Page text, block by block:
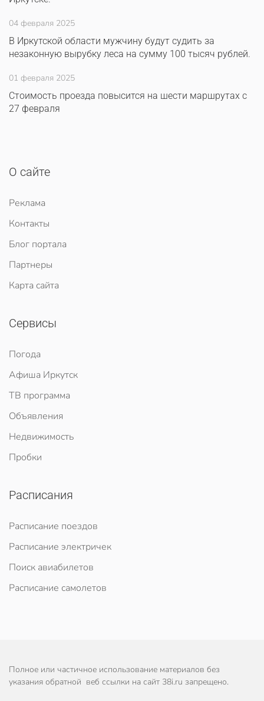
04 февраля 2025
В Иркутской области мужчину будут судить за
незаконную вырубку леса на сумму 100 тысяч рублей.
01 февраля 2025
Стоимость проезда повысится на шести маршрутах с
27 февраля
О сайте
Реклама
Контакты
Блог портала
Партнеры
Карта сайта
Сервисы
Погода
Афиша Иркутск
ТВ программа
Объявления
Недвижимость
Пробки
Расписания
Расписание поездов
Расписание электричек
Поиск авиабилетов
Расписание самолетов
Полное или частичное использование материалов без
указания обратной веб ссылки на сайт 38i.ru запрещено.